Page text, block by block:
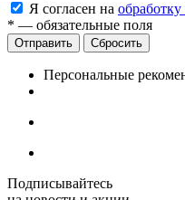
Я согласен на
* — обязательные поля
Сбросить
Персональные
Подписывайтесь